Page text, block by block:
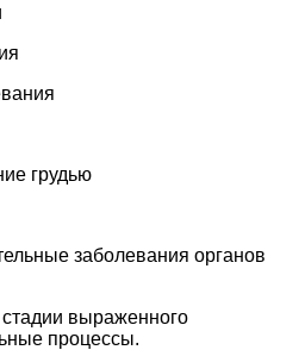
грудью
заболевания органов
выраженного
процессы.